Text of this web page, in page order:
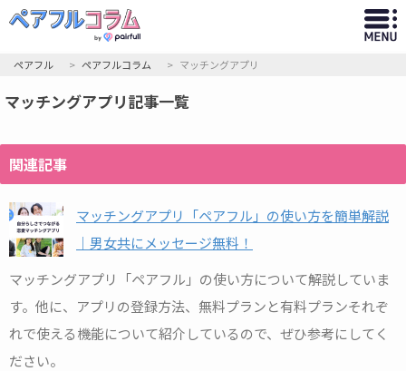
ペアフル ペアフルコラム マッチングアプリ
マッチングアプリ記事一覧
関連記事
マッチングアプリ「ペアフル」の使い方を簡単解説
｜男女共にメッセージ無料！
マッチングアプリ「ペアフル」の使い方について解説していま
す。他に、アプリの登録方法、無料プランと有料プランそれぞ
れで使える機能について紹介しているので、ぜひ参考にしてく
ださい。